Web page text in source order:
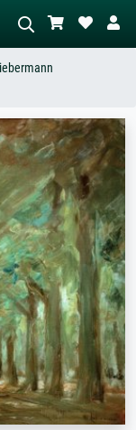
scène – bijv. groene
met veel rood, donker
staand naakt naast
een boom.